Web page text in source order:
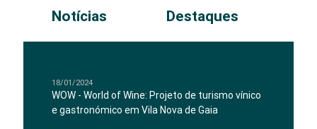
Notícias Destaques
18/01/2024
WOW - World of Wine: Projeto de turismo vínico
e gastronómico em Vila Nova de Gaia